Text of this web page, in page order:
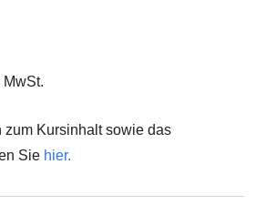
MwSt.
zum Kursinhalt sowie das
Sie hier.